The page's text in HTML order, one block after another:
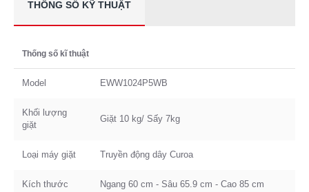
THÔNG SỐ KỸ THUẬT
Thống số kĩ thuật
Model EWW1024P5WB
Khối lượng
giặt
Giặt 10 kg/ Sấy 7kg
Loại máy giặt Truyền động dây Curoa
Kích thước Ngang 60 cm - Sâu 65.9 cm - Cao 85 cm